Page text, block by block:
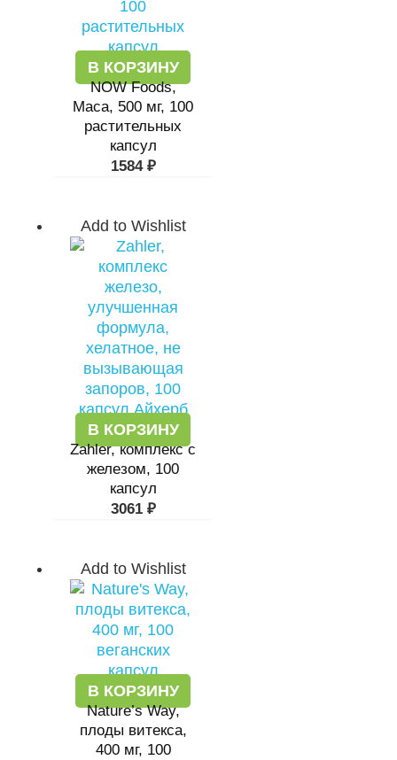
В КОРЗИНУ
NOW Foods,
Maca, 500 мг, 100
растительных
капсул
1584 ₽
Add to Wishlist
В КОРЗИНУ
Zahler, комплекс с
железом, 100
капсул
3061 ₽
Add to Wishlist
В КОРЗИНУ
Nature’s Way,
плоды витекса,
400 мг, 100